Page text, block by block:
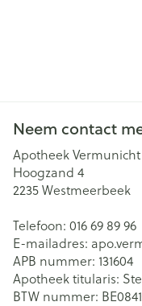
Neem contact
Apotheek Vermunicht
Hoogzand 4
2235Westmeerbeek
Telefoon: 016 69 89 96
E-mailadres:
APB nummer: 131604
Apotheek titularis:
BTW nummer: